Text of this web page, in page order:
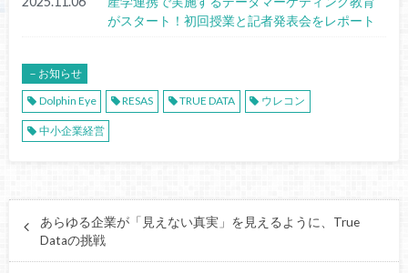
がスタート！初回授業と記者発表会をレポート
－お知らせ
Dolphin Eye
RESAS TRUE DATA ウレコン
中小企業経営
あらゆる企業が「見えない真実」を見えるように、True
Dataの挑戦